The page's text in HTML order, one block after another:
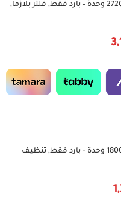
مكيف سبليت كرافت 27200 وحدة – بارد فقط, فلتر بلازما,
مكيف سبليت كرافت 18000 وحدة – بارد فقط, تنظيف